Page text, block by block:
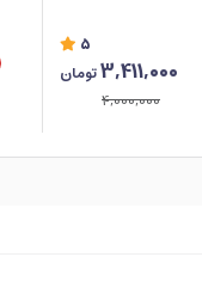
5
3,411,000تومان
4,000,000